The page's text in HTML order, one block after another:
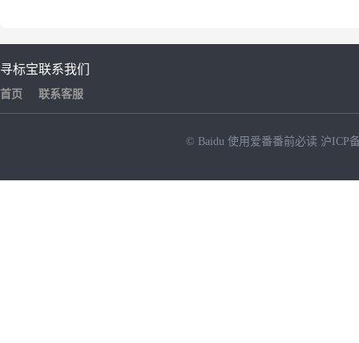
寻标宝
首页
联系我们
联系客服
© Baidu 使用爱番番前必读 沪ICP